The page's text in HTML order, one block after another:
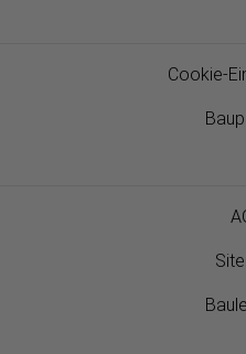
Cookie-